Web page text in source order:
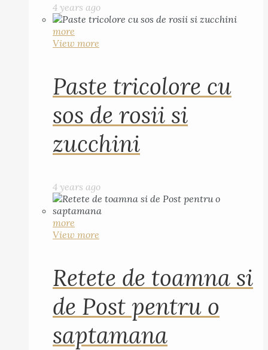
4 years ago
more
View more
Paste tricolore cu
sos de rosii si
zucchini
4 years ago
more
View more
Retete de toamna si
de Post pentru o
saptamana